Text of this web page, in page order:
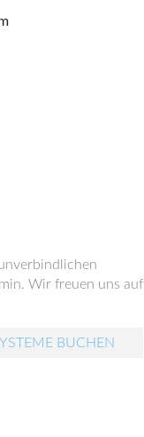
Wir freuen uns auf
BUCHEN